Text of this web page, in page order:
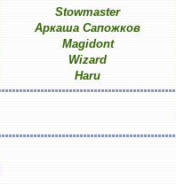
Stowmaster
Аркаша Сапожков
Magidont
Wizard
Haru